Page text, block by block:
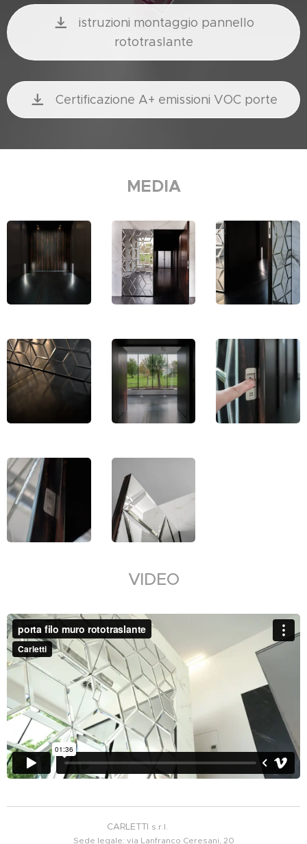
istruzioni montaggio pannello
rototraslante
Certificazione A+ emissioni VOC porte
MEDIA
VIDEO
CARLETTI s.r.l.
Sede legale: via Lanfranco Ceresani, 20